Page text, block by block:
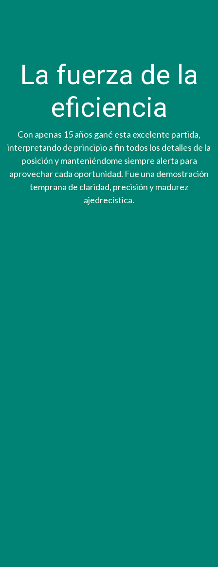
La fuerza de la
eficiencia
Con apenas 15 años gané esta excelente partida,
interpretando de principio a fin todos los detalles de la
posición y manteniéndome siempre alerta para
aprovechar cada oportunidad. Fue una demostración
temprana de claridad, precisión y madurez
ajedrecística.